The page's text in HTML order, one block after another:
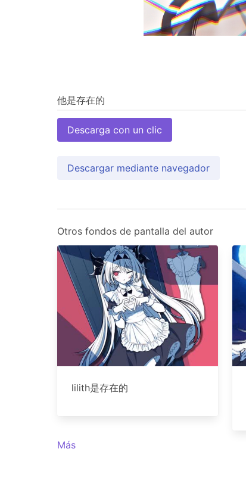
Descarga con un clic
Descargar mediante navegador
Otros fondos de pantalla del autor
lilith是存在的
Más